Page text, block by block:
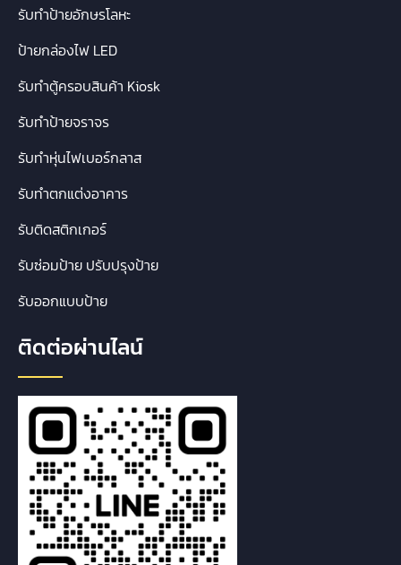
รับทำป้ายอักษรโลหะ
ป้ายกล่องไฟ LED
รับทำตู้ครอบสินค้า Kiosk
รับทำป้ายจราจร
รับทำหุ่นไฟเบอร์กลาส
รับทำตกแต่งอาคาร
รับติดสติกเกอร์
รับซ่อมป้าย ปรับปรุงป้าย
รับออกแบบป้าย
ติดต่อผ่านไลน์